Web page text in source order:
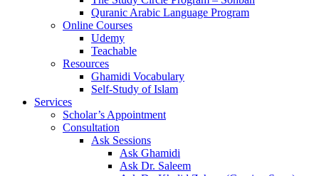
Quranic Arabic Language Program
Online Courses
Udemy
Teachable
Resources
Ghamidi Vocabulary
Self-Study of Islam
Services
Scholar’s Appointment
Consultation
Ask Sessions
Ask Ghamidi
Ask Dr. Saleem